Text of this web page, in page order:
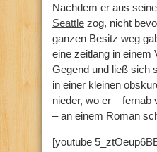
Nachdem er aus
Seattle zog, nicht
ganzen Besitz weg
eine zeitlang in einem
Gegend und ließ sich
in einer kleinen
nieder, wo er – fernab
– an einem Roman
[youtube